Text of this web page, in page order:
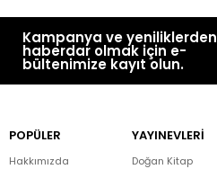
Kampanya ve yeniliklerden
haberdar olmak için e-
bültenimize kayıt olun.
POPÜLER
Hakkımızda
YAYINEVLERİ
Doğan Kitap